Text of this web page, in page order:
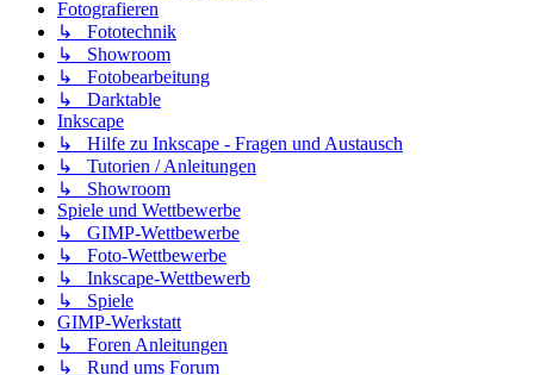
Fotografieren
↳ Fototechnik
↳ Showroom
↳ Fotobearbeitung
↳ Darktable
Inkscape
↳ Hilfe zu Inkscape - Fragen und Austausch
↳ Tutorien / Anleitungen
↳ Showroom
Spiele und Wettbewerbe
↳ GIMP-Wettbewerbe
↳ Foto-Wettbewerbe
↳ Inkscape-Wettbewerb
↳ Spiele
GIMP-Werkstatt
↳ Foren Anleitungen
↳ Rund ums Forum